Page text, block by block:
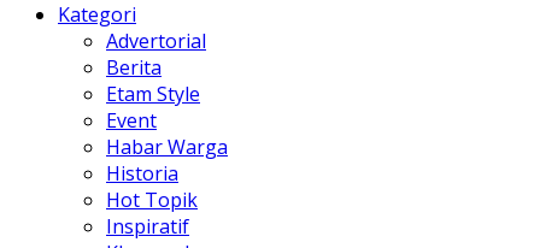
Kategori
Advertorial
Berita
Etam Style
Event
Habar Warga
Historia
Hot Topik
Inspiratif